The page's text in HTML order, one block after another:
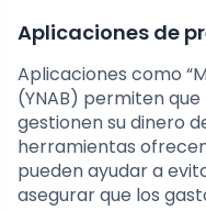
Aplicaciones de
Aplicaciones como
(YNAB) permiten
gestionen su dinero
herramientas
pueden ayudar a
asegurar que los